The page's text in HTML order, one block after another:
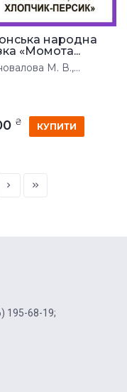
народна
«Момота...
М. В.,...
₴ КУПИТИ
195-68-19;